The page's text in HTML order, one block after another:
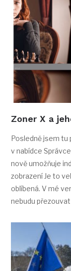
Zoner X a
Posledně jsem tu
v nabídce
nově umožňuje
zobrazení Je to
oblíbená. V mé
nebudu